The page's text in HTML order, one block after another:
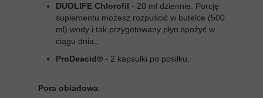
DUOLIFE Chlorofil - 20 ml dziennie. Porcję
suplementu możesz rozpuścić w butelce (500
ml) wody i tak przygotowany płyn spożyć w
ciągu dnia.;
ProDeacid® - 2 kapsułki po posiłku.
Pora obiadowa: